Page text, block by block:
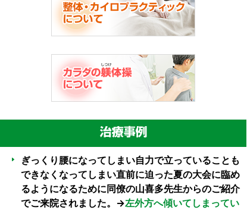
ぎっくり腰になってしまい自力で立っていることも
できなくなってしまい直前に迫った夏の大会に臨め
るようになるために同僚の山喜多先生からのご紹介
でご来院されました。→左外方へ傾いてしまってい